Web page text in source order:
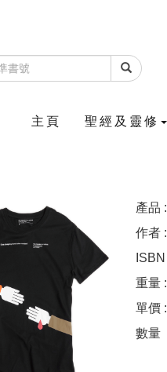
主頁 聖經及靈修
產品
作者
重量
單價
數量